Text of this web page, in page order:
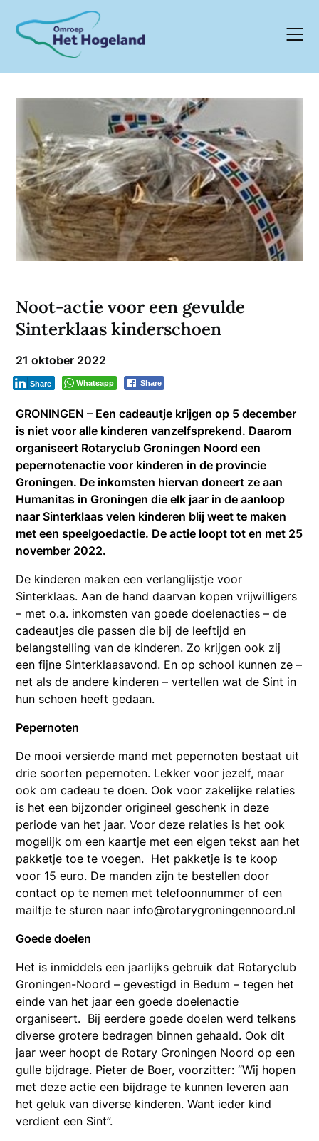
content
Noot-actie voor een gevulde
Sinterklaas kinderschoen
21 oktober 2022
Whatsapp Share
Share
GRONINGEN – Een cadeautje krijgen op 5 december
is niet voor alle kinderen vanzelfsprekend. Daarom
organiseert Rotaryclub Groningen Noord een
pepernotenactie voor kinderen in de provincie
Groningen. De inkomsten hiervan doneert ze aan
Humanitas in Groningen die elk jaar in de aanloop
naar Sinterklaas velen kinderen blij weet te maken
met een speelgoedactie. De actie loopt tot en met 25
november 2022.
De kinderen maken een verlanglijstje voor
Sinterklaas. Aan de hand daarvan kopen vrijwilligers
– met o.a. inkomsten van goede doelenacties – de
cadeautjes die passen die bij de leeftijd en
belangstelling van de kinderen. Zo krijgen ook zij
een fijne Sinterklaasavond. En op school kunnen ze –
net als de andere kinderen – vertellen wat de Sint in
hun schoen heeft gedaan.
Pepernoten
De mooi versierde mand met pepernoten bestaat uit
drie soorten pepernoten. Lekker voor jezelf, maar
ook om cadeau te doen. Ook voor zakelijke relaties
is het een bijzonder origineel geschenk in deze
periode van het jaar. Voor deze relaties is het ook
mogelijk om een kaartje met een eigen tekst aan het
pakketje toe te voegen. Het pakketje is te koop
voor 15 euro. De manden zijn te bestellen door
contact op te nemen met telefoonnummer of een
mailtje te sturen naar info@rotarygroningennoord.nl
Goede doelen
Het is inmiddels een jaarlijks gebruik dat Rotaryclub
Groningen-Noord – gevestigd in Bedum – tegen het
einde van het jaar een goede doelenactie
organiseert. Bij eerdere goede doelen werd telkens
diverse grotere bedragen binnen gehaald. Ook dit
jaar weer hoopt de Rotary Groningen Noord op een
gulle bijdrage. Pieter de Boer, voorzitter: “Wij hopen
met deze actie een bijdrage te kunnen leveren aan
het geluk van diverse kinderen. Want ieder kind
verdient een Sint”.